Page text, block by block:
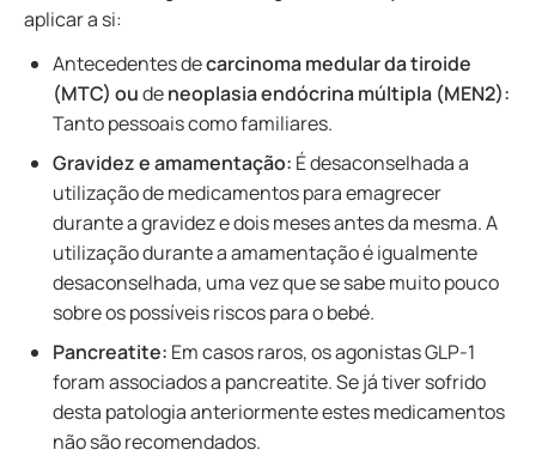
aplicar a si:
Antecedentes decarcinoma medular da tiroide
(MTC) oudeneoplasia endócrina múltipla (MEN2):
Tanto pessoais como familiares.
Gravidez e amamentação: É desaconselhada a
utilização de medicamentos para emagrecer
durante a gravidez e dois meses antes da mesma. A
utilização durante a amamentação é igualmente
desaconselhada, uma vez que se sabe muito pouco
sobre os possíveis riscos para o bebé.
Pancreatite: Em casos raros, os agonistas GLP-1
foram associados a pancreatite. Se já tiver sofrido
desta patologia anteriormente estes medicamentos
não são recomendados.